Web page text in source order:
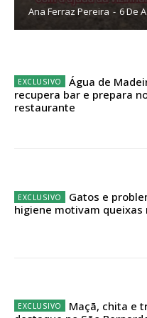
Planos
Faça-se assinante do Região
Sendo assinante terá acesso a
Escolha o
Ana Ferraz Pereira - 6 De
Água de
recupera bar e prepara
restaurante
Gatos e
higiene motivam queixas
Maçã, chita e